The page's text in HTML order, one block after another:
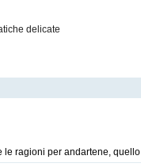
delicate
le ragioni per andartene,